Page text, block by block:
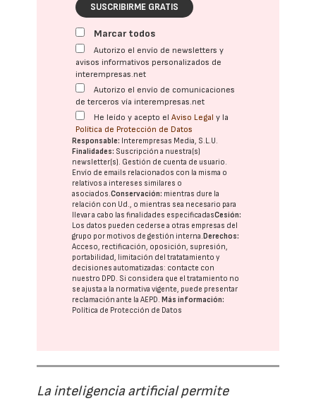
SUSCRIBIRME GRATIS
Marcar todos
Autorizo el envío de newsletters y
avisos informativos personalizados de
interempresas.net
Autorizo el envío de comunicaciones
de terceros vía interempresas.net
He leído y acepto elAviso Legal y la
Política de Protección de Datos
Responsable: Interempresas Media, S.L.U.
Finalidades: Suscripción a nuestra(s)
newsletter(s). Gestión de cuenta de usuario.
Envío de emails relacionados con la misma o
relativos a intereses similares o
asociados.Conservación: mientras dure la
relación con Ud., o mientras sea necesario para
llevar a cabo las finalidades especificadasCesión:
Los datos pueden cederse a otras empresas del
grupo por motivos de gestión interna.Derechos:
Acceso, rectificación, oposición, supresión,
portabilidad, limitación del tratatamiento y
decisiones automatizadas: contacte con
nuestro DPD. Si considera que el tratamiento no
se ajusta a la normativa vigente, puede presentar
reclamación ante laAEPD.Más información:
Política de Protección de Datos
La inteligencia artificial permite